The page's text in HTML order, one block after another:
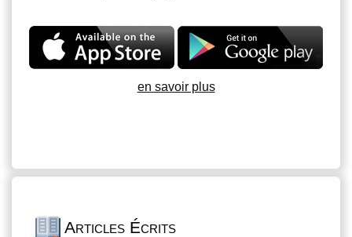
en savoir plus
Articles Écrits